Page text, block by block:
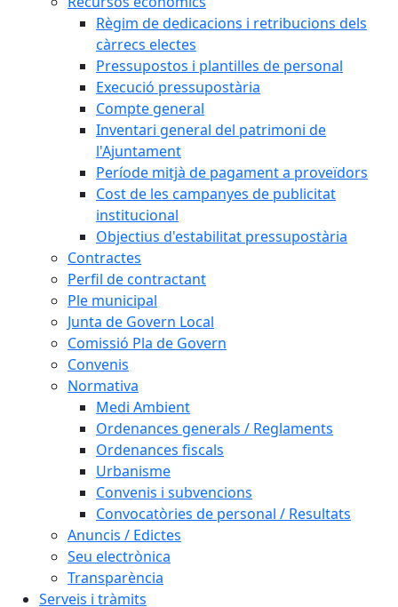
Règim de dedicacions i retribucions dels
càrrecs electes
Pressupostos i plantilles de personal
Execució pressupostària
Compte general
Inventari general del patrimoni de
l'Ajuntament
Període mitjà de pagament a proveïdors
Cost de les campanyes de publicitat
institucional
Objectius d'estabilitat pressupostària
Contractes
Perfil de contractant
Ple municipal
Junta de Govern Local
Comissió Pla de Govern
Convenis
Normativa
Medi Ambient
Ordenances generals / Reglaments
Ordenances fiscals
Urbanisme
Convenis i subvencions
Convocatòries de personal / Resultats
Anuncis / Edictes
Seu electrònica
Transparència
Serveis i tràmits